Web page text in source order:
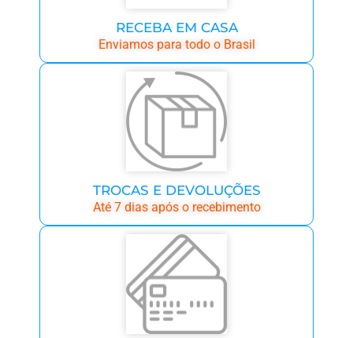
RECEBA EM CASA
Enviamos para todo o Brasil
TROCAS E DEVOLUÇÕES
Até 7 dias após o recebimento